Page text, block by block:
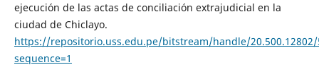
ejecución de las actas de conciliación extrajudicial en la
ciudad de Chiclayo.
https://repositorio.uss.edu.pe/bitstream/handle/20.500.12802/
sequence=1